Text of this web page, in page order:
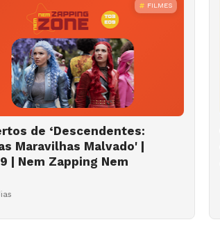
FILMES
de ‘Descendentes:
Maravilhas Malvado' |
| Nem Zapping Nem